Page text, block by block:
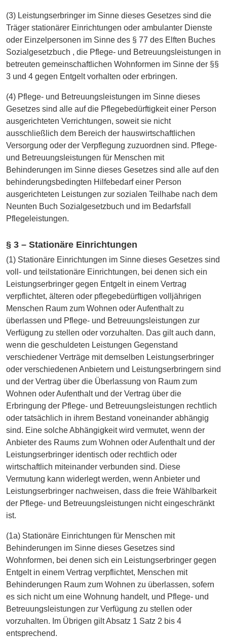
(3) Leistungserbringer im Sinne dieses Gesetzes sind die
Träger stationärer Einrichtungen oder ambulanter Dienste
oder Einzelpersonen im Sinne des § 77 des Elften Buches
Sozialgesetzbuch , die Pflege- und Betreuungsleistungen in
betreuten gemeinschaftlichen Wohnformen im Sinne der §§
3 und 4 gegen Entgelt vorhalten oder erbringen.
(4) Pflege- und Betreuungsleistungen im Sinne dieses
Gesetzes sind alle auf die Pflegebedürftigkeit einer Person
ausgerichteten Verrichtungen, soweit sie nicht
ausschließlich dem Bereich der hauswirtschaftlichen
Versorgung oder der Verpflegung zuzuordnen sind. Pflege-
und Betreuungsleistungen für Menschen mit
Behinderungen im Sinne dieses Gesetzes sind alle auf den
behinderungsbedingten Hilfebedarf einer Person
ausgerichteten Leistungen zur sozialen Teilhabe nach dem
Neunten Buch Sozialgesetzbuch und im Bedarfsfall
Pflegeleistungen.
§ 3 – Stationäre Einrichtungen
(1) Stationäre Einrichtungen im Sinne dieses Gesetzes sind
voll- und teilstationäre Einrichtungen, bei denen sich ein
Leistungserbringer gegen Entgelt in einem Vertrag
verpflichtet, älteren oder pflegebedürftigen volljährigen
Menschen Raum zum Wohnen oder Aufenthalt zu
überlassen und Pflege- und Betreuungsleistungen zur
Verfügung zu stellen oder vorzuhalten. Das gilt auch dann,
wenn die geschuldeten Leistungen Gegenstand
verschiedener Verträge mit demselben Leistungserbringer
oder verschiedenen Anbietern und Leistungserbringern sind
und der Vertrag über die Überlassung von Raum zum
Wohnen oder Aufenthalt und der Vertrag über die
Erbringung der Pflege- und Betreuungsleistungen rechtlich
oder tatsächlich in ihrem Bestand voneinander abhängig
sind. Eine solche Abhängigkeit wird vermutet, wenn der
Anbieter des Raums zum Wohnen oder Aufenthalt und der
Leistungserbringer identisch oder rechtlich oder
wirtschaftlich miteinander verbunden sind. Diese
Vermutung kann widerlegt werden, wenn Anbieter und
Leistungserbringer nachweisen, dass die freie Wählbarkeit
der Pflege- und Betreuungsleistungen nicht eingeschränkt
ist.
(1a) Stationäre Einrichtungen für Menschen mit
Behinderungen im Sinne dieses Gesetzes sind
Wohnformen, bei denen sich ein Leistungserbringer gegen
Entgelt in einem Vertrag verpflichtet, Menschen mit
Behinderungen Raum zum Wohnen zu überlassen, sofern
es sich nicht um eine Wohnung handelt, und Pflege- und
Betreuungsleistungen zur Verfügung zu stellen oder
vorzuhalten. Im Übrigen gilt Absatz 1 Satz 2 bis 4
entsprechend.